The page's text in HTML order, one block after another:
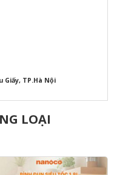
Giấy, TP.Hà Nội
LOẠI